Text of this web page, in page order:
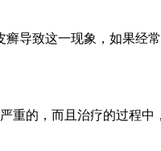
导致这一现象，如果经
的，而且治疗的过程